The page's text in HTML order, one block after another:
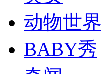
动物世界
BABY秀